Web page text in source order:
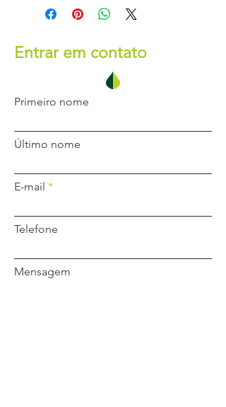
Entrar em contato
Primeiro nome
Último nome
E-mail
Telefone
Mensagem